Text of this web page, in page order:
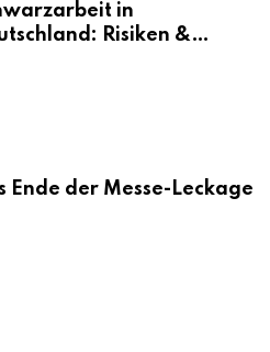
in
Risiken &
Ende der Messe-Leckage